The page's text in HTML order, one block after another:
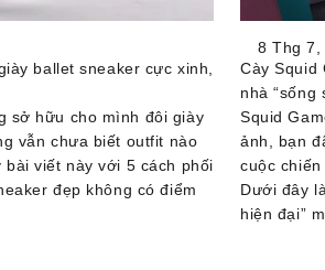
ballet sneaker cực xinh,
sở hữu cho mình đôi giày
vẫn chưa biết outfit nào
bài viết này với 5 cách phối
đẹp không có điểm
8 Thg 7,
Cày Squid
nhà “sống
Squid
ảnh, bạn
cuộc
Dưới đây
hiện đại”